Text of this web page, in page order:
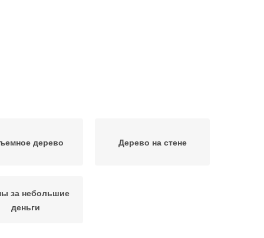
дерево Дерево на стене
за небольшие
деньги